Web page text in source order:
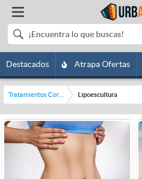
Destacados Atrapa Ofertas
Tratamientos Corporales Lipoescultura